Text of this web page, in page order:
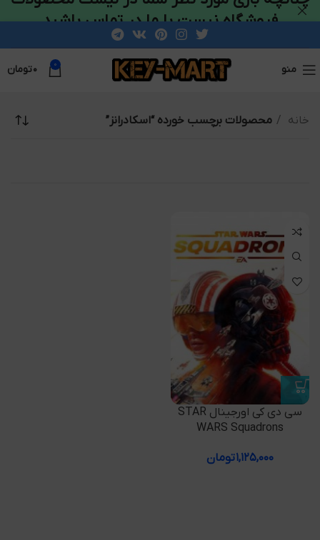
منو 0 ۰تومان
خانه محصولات برچسب خورده “اسکادرانز”
سی دی کی اورجینال STAR
WARS Squadrons
۱,۱۲۵,۰۰۰تومان
فروشگاه نیست با ما در تماس باشید